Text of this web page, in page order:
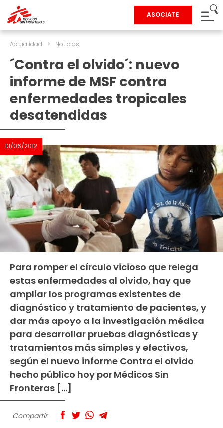
ASOCIATE
Actualidad > Noticias
´Contra el olvido´: nuevo
informe de MSF contra
enfermedades tropicales
desatendidas
13/06/2012
Para romper el círculo vicioso que relega
estas enfermedades al olvido, hay que
ampliar los programas existentes de
diagnóstico y tratamiento de pacientes, y
dar más apoyo a la investigación médica
para desarrollar pruebas diagnósticas y
tratamientos más simples y efectivos,
según el nuevo informe Contra el olvido
hecho público hoy por Médicos Sin
Fronteras […]
Compartir